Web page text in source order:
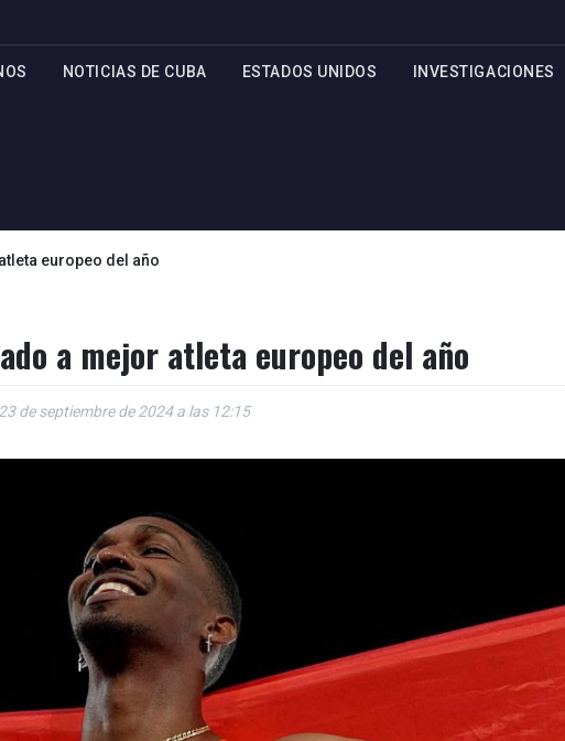
NOTICIAS DE CUBA ESTADOS UNIDOS INVESTIGACIONES
europeo del año
a mejor atleta europeo del año
de septiembre de 2024 a las 12:15